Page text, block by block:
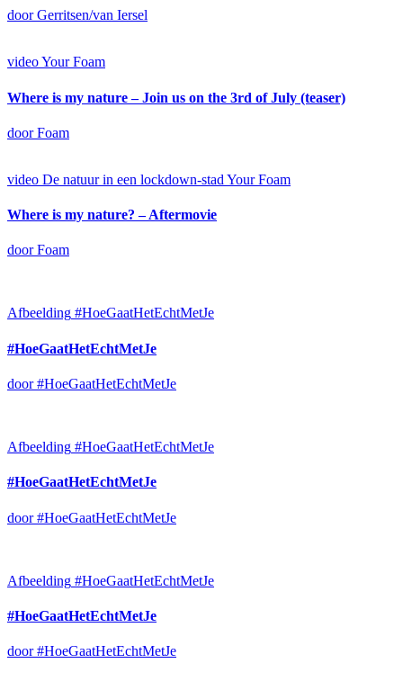
door Gerritsen/van Iersel
videoYour Foam
Where is my nature – Join us on the 3rd of July (teaser)
door Foam
video De natuur in een lockdown-stad Your Foam
Where is my nature? – Aftermovie
door Foam
Afbeelding #HoeGaatHetEchtMetJe
#HoeGaatHetEchtMetJe
door #HoeGaatHetEchtMetJe
Afbeelding #HoeGaatHetEchtMetJe
#HoeGaatHetEchtMetJe
door #HoeGaatHetEchtMetJe
Afbeelding #HoeGaatHetEchtMetJe
#HoeGaatHetEchtMetJe
door #HoeGaatHetEchtMetJe